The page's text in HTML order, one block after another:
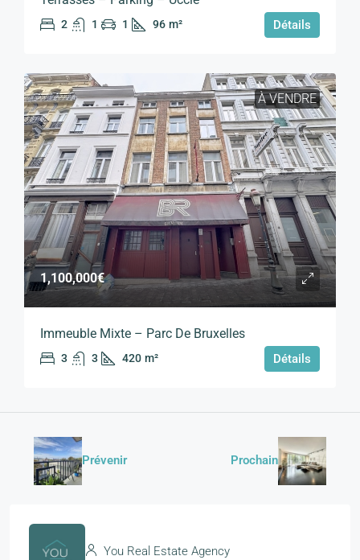
2 1 1 96 m² Détails
À VENDRE
1,100,000€
Immeuble Mixte – Parc De Bruxelles
3 3 420 m² Détails
Prévenir Prochain
You Real Estate Agency